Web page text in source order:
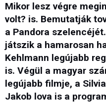
Mikor lesz végre
volt? is. Bemutatják
a Pandora
játszik a hamarosan
Kehlmann legújabb
is. Végül a magyar
legújabb filmje, a
Jakob lova is a